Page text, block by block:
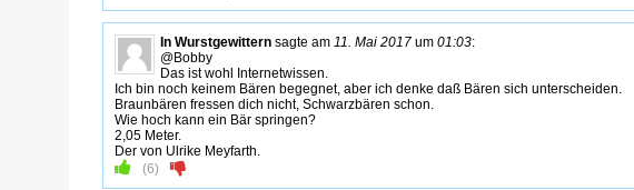
In Wurstgewittern sagte am 11. Mai 2017 um 01:03:
@Bobby
Das ist wohl Internetwissen.
Ich bin noch keinem Bären begegnet, aber ich denke daß Bären sich unterscheiden.
Braunbären fressen dich nicht, Schwarzbären schon.
Wie hoch kann ein Bär springen?
2,05 Meter.
Der von Ulrike Meyfarth.
(6)